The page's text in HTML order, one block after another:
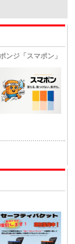
ンジ「スマポン」